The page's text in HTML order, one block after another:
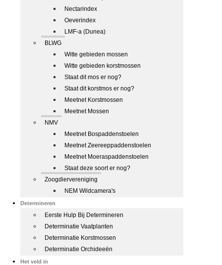
Nectarindex
Oeverindex
LMF-a (Dunea)
BLWG
Witte gebieden mossen
Witte gebieden korstmossen
Staat dit mos er nog?
Staat dit korstmos er nog?
Meetnet Korstmossen
Meetnet Mossen
NMV
Meetnet Bospaddenstoelen
Meetnet Zeereeppaddenstoelen
Meetnet Moeraspaddenstoelen
Staat deze soort er nog?
Zoogdiervereniging
NEM Wildcamera's
Determineren
Eerste Hulp Bij Determineren
Determinatie Vaatplanten
Determinatie Korstmossen
Determinatie Orchideeën
Het veld in